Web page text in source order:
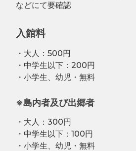
などにて要確認
入館料
・大人：500円
・中学生以下：200円
・小学生、幼児・無料
※島内者及び出郷者
・大人：300円
・中学生以下：100円
・小学生、幼児・無料